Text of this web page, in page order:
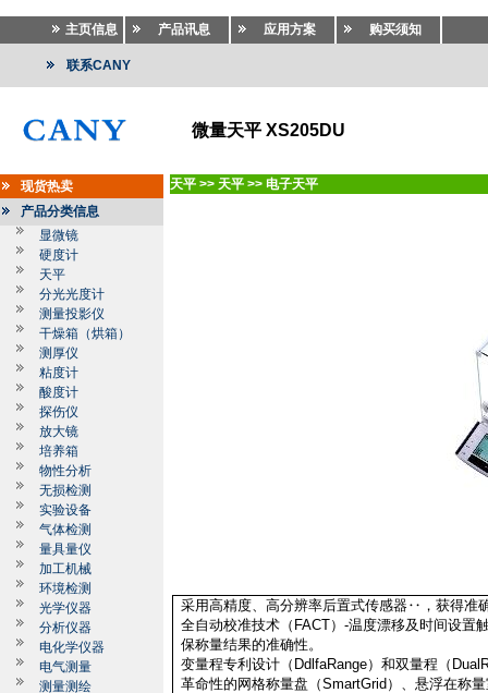
主页信息 产品讯息 应用方案 购买须知
联系CANY
微量天平 XS205DU
现货热卖
产品分类信息
显微镜
硬度计
天平
分光光度计
测量投影仪
干燥箱（烘箱）
测厚仪
粘度计
酸度计
探伤仪
放大镜
培养箱
物性分析
无损检测
实验设备
气体检测
量具量仪
加工机械
环境检测
光学仪器
分析仪器
电化学仪器
电气测量
测量测绘
天平 >> 天平 >> 电子天平
采用高精度、高分辨率后置式传感器‥ ，获得准
全自动校准技术（ FACT）-温度漂移及时间设置
保称量结果的准确性。
变量程专利设计（ DdlfaRange）和双量程（
革命性的网格称量盘（SmartGrid ）、悬浮在称